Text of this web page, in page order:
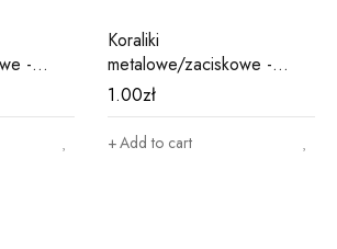
-
Koraliki
metalowe/zaciskowe -
różowe M8
1.00zł
Add to cart